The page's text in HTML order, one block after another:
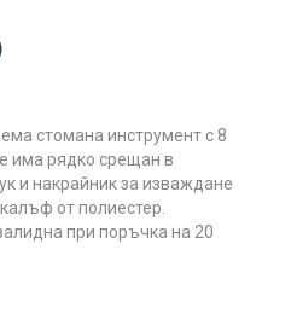
стомана инструмент с 8
има рядко срещан в
и накрайник за изваждане
от полиестер.
при поръчка на 20